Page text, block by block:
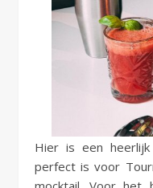
Hier is een
perfect is voor